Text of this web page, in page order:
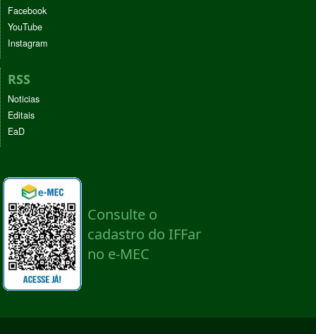
Facebook
YouTube
Instagram
RSS
Noticias
Editais
EaD